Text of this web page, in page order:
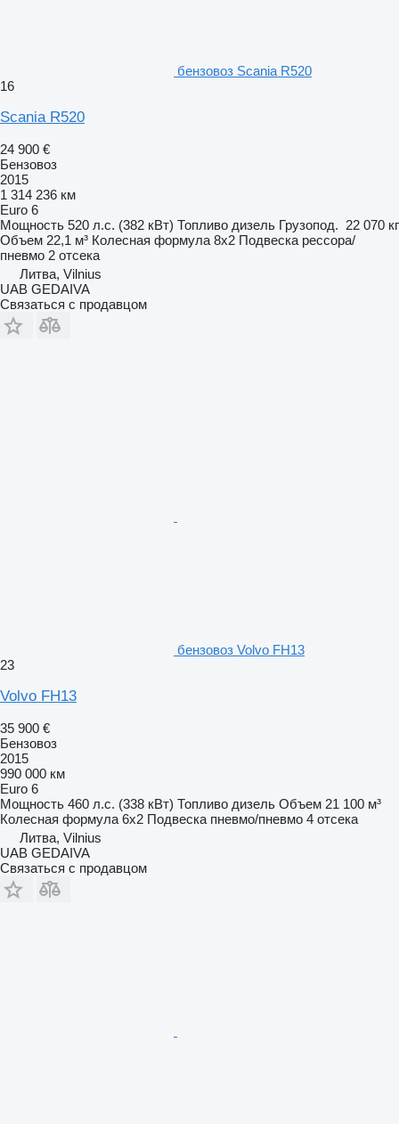
бензовоз Scania R520
16
Scania R520
24 900 €
Бензовоз
2015
1 314 236 км
Euro 6
Мощность 520 л.с. (382 кВт) Топливо дизель Грузопод. 22 070 кг
Объем 22,1 м³ Колесная формула 8x2 Подвеска рессора/
пневмо 2 отсека
Литва, Vilnius
UAB GEDAIVA
Связаться с продавцом
бензовоз Volvo FH13
23
Volvo FH13
35 900 €
Бензовоз
2015
990 000 км
Euro 6
Мощность 460 л.с. (338 кВт) Топливо дизель Объем 21 100 м³
Колесная формула 6x2 Подвеска пневмо/пневмо 4 отсека
Литва, Vilnius
UAB GEDAIVA
Связаться с продавцом